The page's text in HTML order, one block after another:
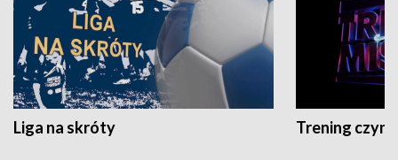
Liga na skróty Trening czyni